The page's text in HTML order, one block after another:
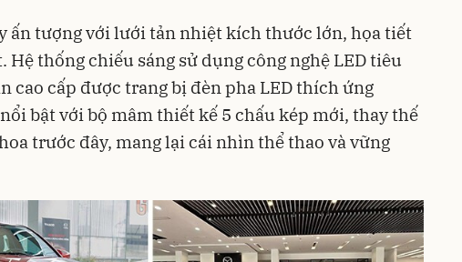
ấn tượng với lưới tản nhiệt kích thước lớn, họa tiết
Hệ thống chiếu sáng sử dụng công nghệ LED tiêu
cao cấp được trang bị đèn pha LED thích ứng
bật với bộ mâm thiết kế 5 chấu kép mới, thay thế
trước đây, mang lại cái nhìn thể thao và vững